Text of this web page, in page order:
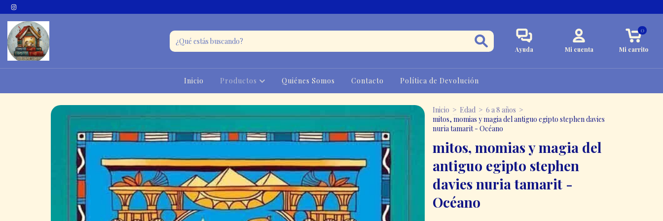
Ayuda Mi cuenta Mi carrito
0
Inicio Productos Quiénes Somos Contacto Política de Devolución
Inicio > Edad > 6 a 8 años >
mitos, momias y magia del antiguo egipto stephen davies
nuria tamarit - Océano
mitos, momias y magia del
antiguo egipto stephen
davies nuria tamarit -
Océano